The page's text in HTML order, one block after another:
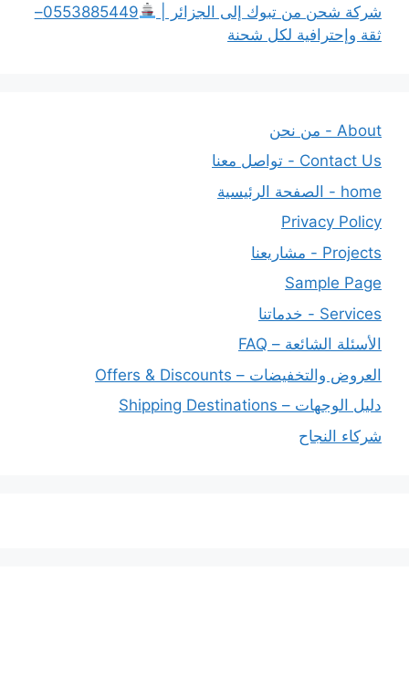
شركة شحن من تبوك إلى الجزائر |
0553885449–
ثقة وإحترافية لكل شحنة
About - من نحن
Contact Us - تواصل معنا
home - الصفحة الرئيسية
Privacy Policy
Projects - مشاريعنا
Sample Page
Services - خدماتنا
الأسئلة الشائعة – FAQ
العروض والتخفيضات – Offers & Discounts
دليل الوجهات – Shipping Destinations
شركاء النجاح